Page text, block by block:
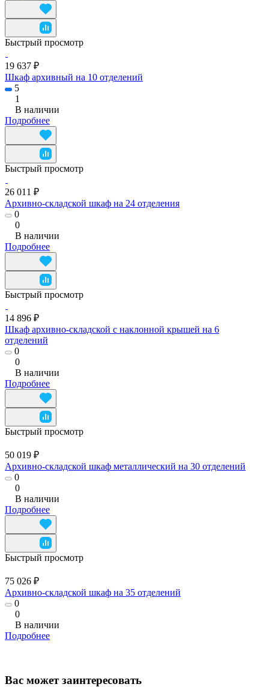
Быстрый просмотр
19 637 ₽
Шкаф архивный на 10 отделений
5
1
В наличии
Подробнее
Быстрый просмотр
26 011 ₽
Архивно-складской шкаф на 24 отделения
0
0
В наличии
Подробнее
Быстрый просмотр
14 896 ₽
Шкаф архивно-складской с наклонной крышей на 6
отделений
0
0
В наличии
Подробнее
Быстрый просмотр
50 019 ₽
Архивно-складской шкаф металлический на 30 отделений
0
0
В наличии
Подробнее
Быстрый просмотр
75 026 ₽
Архивно-складской шкаф на 35 отделений
0
0
В наличии
Подробнее
Вас может заинтересовать